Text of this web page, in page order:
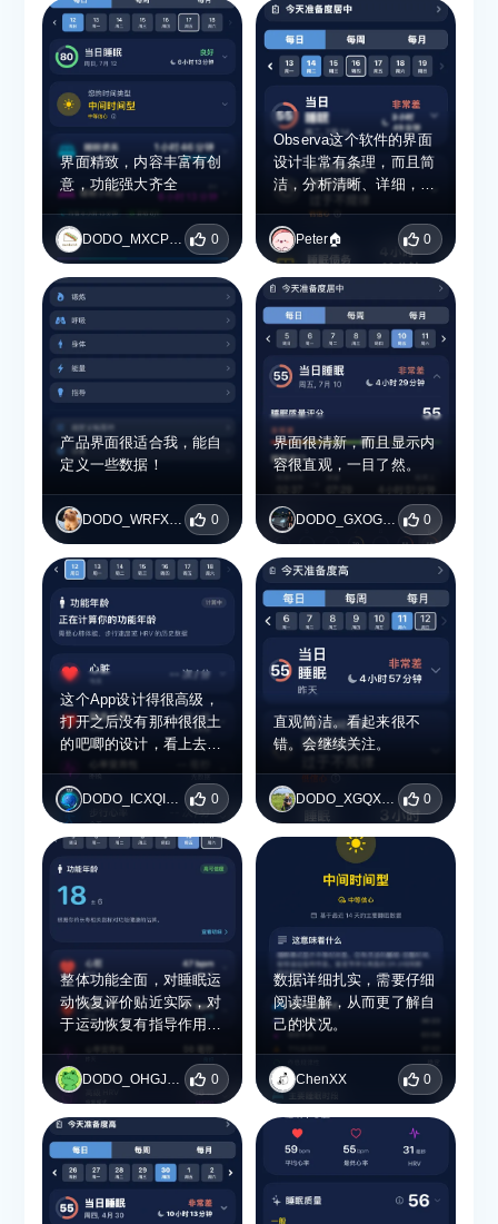
界面精致，内容丰富有创
意，功能强大齐全
DODO_MXCPTMBL 0
Observa这个软件的界面
设计非常有条理，而且简
洁，分析清晰、详细，专
业。体验感非常的好。我
给推荐评分10分。
Peter🏠 0
产品界面很适合我，能自
定义一些数据！
DODO_WRFXXJVK 0
界面很清新，而且显示内
容很直观，一目了然。
DODO_GXOGBAQM 0
这个App设计得很高级，
打开之后没有那种很很土
的吧唧的设计，看上去都
是简约，然后一目了然，
回去就得看他的功能是不
是也非常的精准，不过精
准的话就会更好
DODO_ICXQIPUD 0
直观简洁。看起来很不
错。会继续关注。
DODO_XGQXJAIP 0
整体功能全面，对睡眠运
动恢复评价贴近实际，对
于运动恢复有指导作用，
数据全面，很不错
0
数据详细扎实，需要仔细
阅读理解，从而更了解自
己的状况。
ChenXX 0